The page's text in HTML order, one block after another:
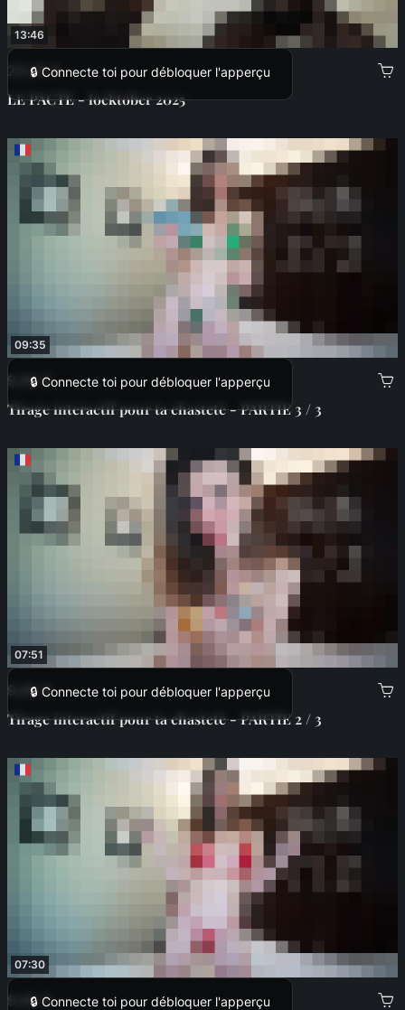
13:46
🔒 Connecte toi pour débloquer l'apperçu
29,99 €
LE PACTE - locktober 2025
09:35
🔒 Connecte toi pour débloquer l'apperçu
9,99 €
Tirage interactif pour ta chasteté - PARTIE 3 / 3
07:51
🔒 Connecte toi pour débloquer l'apperçu
9,99 €
Tirage interactif pour ta chasteté - PARTIE 2 / 3
07:30
🔒 Connecte toi pour débloquer l'apperçu
9,99 €